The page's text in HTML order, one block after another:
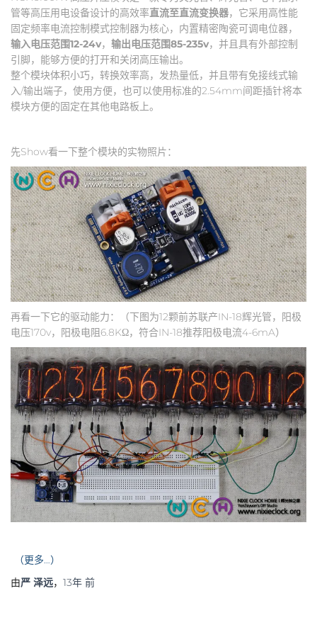
管等高压用电设备设计的高效率直流至直流变换器，它采用高性能
固定频率电流控制模式控制器为核心，内置精密陶瓷可调电位器，
输入电压范围12-24v， 输出电压范围85-235v，并且具有外部控制
引脚，能够方便的打开和关闭高压输出。
整个模块体积小巧，转换效率高，发热量低，并且带有免接线式输
入/输出端子，使用方便，也可以使用标准的2.54mm间距插针将本
模块方便的固定在其他电路板上。
先Show看一下整个模块的实物照片：
再看一下它的驱动能力：（下图为12颗前苏联产IN-18辉光管，阳极
电压170v，阳极电阻6.8KΩ，符合IN-18推荐阳极电流4-6mA）
（更多…）
由严 泽远， 13年 前